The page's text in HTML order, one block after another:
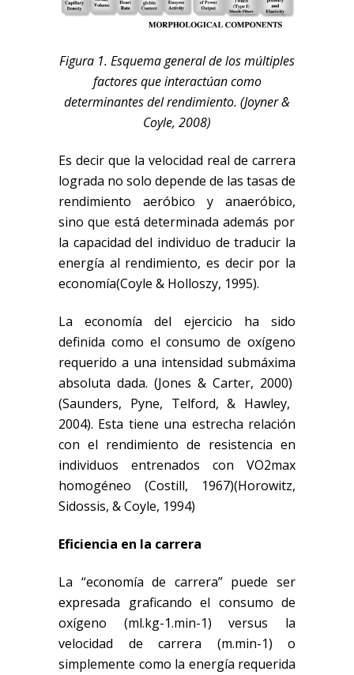
Figura 1. Esquema general de los múltiples
factores que interactúan como
determinantes del rendimiento. (Joyner &
Coyle, 2008)
Es decir que la velocidad real de carrera
lograda no solo depende de las tasas de
rendimiento aeróbico y anaeróbico,
sino que está determinada además por
la capacidad del individuo de traducir la
energía al rendimiento, es decir por la
economía(Coyle & Holloszy, 1995).
La economía del ejercicio ha sido
definida como el consumo de oxígeno
requerido a una intensidad submáxima
absoluta dada. (Jones & Carter, 2000)
(Saunders, Pyne, Telford, & Hawley,
2004). Esta tiene una estrecha relación
con el rendimiento de resistencia en
individuos entrenados con VO2max
homogéneo (Costill, 1967)(Horowitz,
Sidossis, & Coyle, 1994)
Eficiencia en la carrera
La “economía de carrera”puede ser
expresada graficando el consumo de
oxígeno (ml.kg-1.min-1) versus la
velocidad de carrera (m.min-1) o
simplemente como la energía requerida